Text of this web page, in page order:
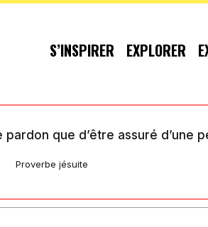
S’INSPIRER EXPLORER
que d’être assuré d’une
Proverbe jésuite